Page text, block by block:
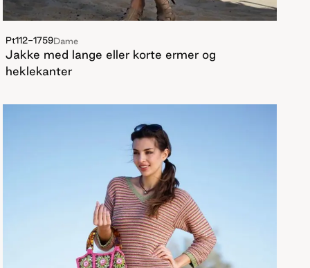
Pt112-1759Dame
Jakke med lange eller korte ermer og
heklekanter